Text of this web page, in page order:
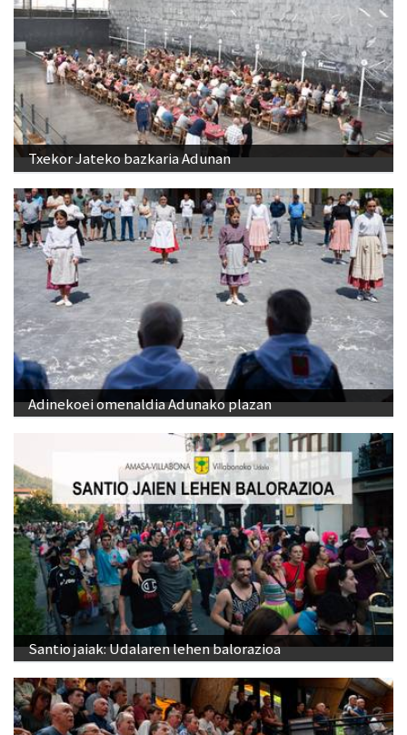
Txekor Jateko bazkaria Adunan
Adinekoei omenaldia Adunako plazan
Santio jaiak: Udalaren lehen balorazioa